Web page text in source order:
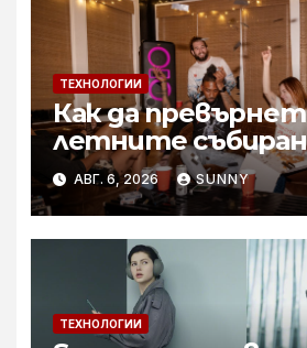
ТЕХНОЛОГИИ
Как да
летните
купон с караоке
АВГ. 6, 2026 SUNNY
ТЕХНОЛОГИИ